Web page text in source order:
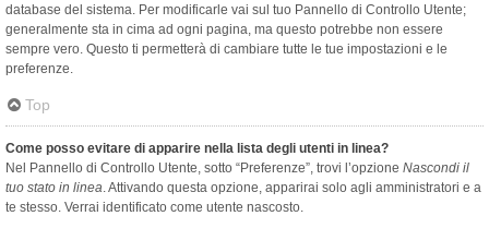
database del sistema. Per modificarle vai sul tuo Pannello di Controllo Utente;
generalmente sta in cima ad ogni pagina, ma questo potrebbe non essere
sempre vero. Questo ti permetterà di cambiare tutte le tue impostazioni e le
preferenze.
Top
Come posso evitare di apparire nella lista degli utenti in linea?
Nel Pannello di Controllo Utente, sotto “Preferenze”, trovi l’opzione Nascondi il
tuo stato in linea. Attivando questa opzione, apparirai solo agli amministratori e a
te stesso. Verrai identificato come utente nascosto.